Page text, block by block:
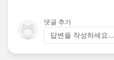
댓글 추가
답변을 작성하세요...